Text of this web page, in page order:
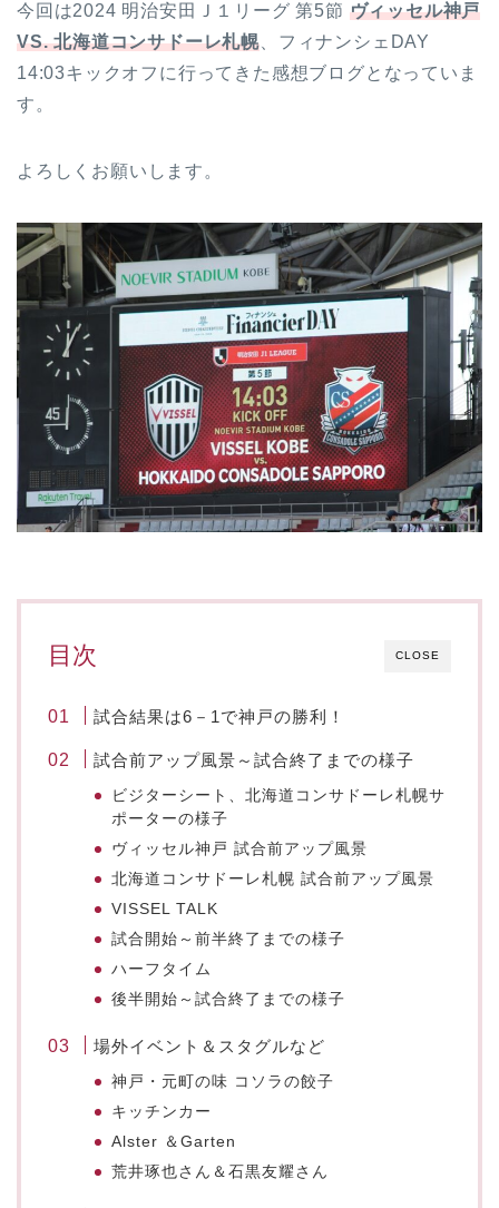
今回は2024 明治安田Ｊ１リーグ 第5節 ヴィッセル神戸
VS. 北海道コンサドーレ札幌 、フィナンシェDAY
14:03キックオフに行ってきた感想ブログとなっていま
す。
よろしくお願いします。
CLOSE
目次
試合結果は6－1で神戸の勝利！
試合前アップ風景～試合終了までの様子
ビジターシート、北海道コンサドーレ札幌サ
ポーターの様子
ヴィッセル神戸 試合前アップ風景
北海道コンサドーレ札幌 試合前アップ風景
VISSEL TALK
試合開始～前半終了までの様子
ハーフタイム
後半開始～試合終了までの様子
場外イベント＆スタグルなど
神戸・元町の味 コソラの餃子
キッチンカー
Alster ＆Garten
荒井琢也さん＆石黒友耀さん